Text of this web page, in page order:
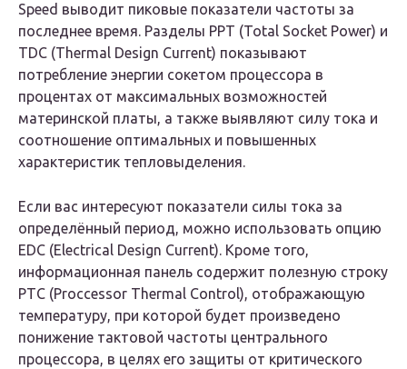
Speed выводит пиковые показатели частоты за
последнее время. Разделы PPT (Total Socket Power) и
TDC (Thermal Design Current) показывают
потребление энергии сокетом процессора в
процентах от максимальных возможностей
материнской платы, а также выявляют силу тока и
соотношение оптимальных и повышенных
характеристик тепловыделения.
Если вас интересуют показатели силы тока за
определённый период, можно использовать опцию
EDC (Electrical Design Current). Кроме того,
информационная панель содержит полезную строку
PTC (Proccessor Thermal Control), отображающую
температуру, при которой будет произведено
понижение тактовой частоты центрального
процессора, в целях его защиты от критического